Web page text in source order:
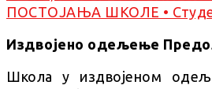
Издвојено одељење
Школа у издвојеном